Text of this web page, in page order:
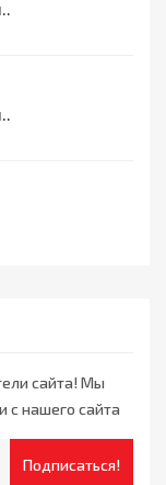
сайта! Мы
с нашего сайта
Подписаться!